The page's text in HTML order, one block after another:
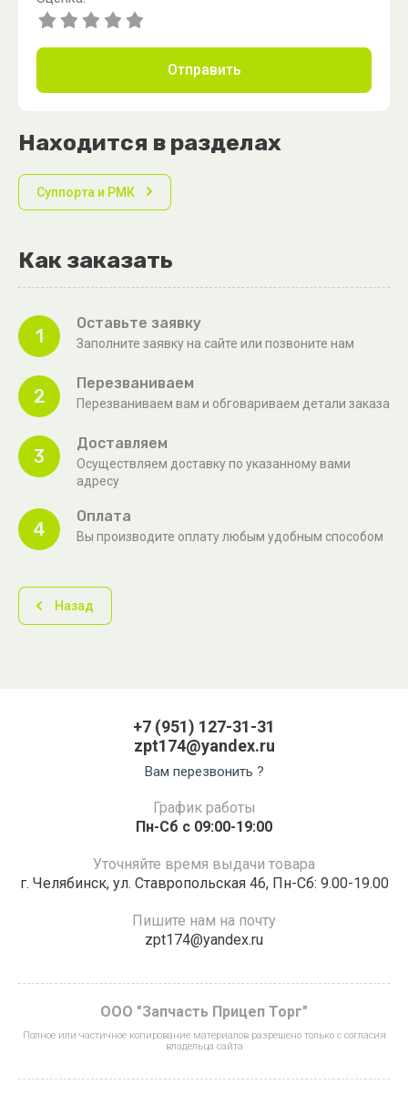
Отправить
Находится в разделах
Суппорта и РМК
Как заказать
1
Оставьте заявку
Заполните заявку на сайте или позвоните нам
2
Перезваниваем
Перезваниваем вам и обговариваем детали заказа
3
Доставляем
Осуществляем доставку по указанному вами
адресу
4
Оплата
Вы производите оплату любым удобным способом
Назад
+7 (951) 127-31-31
zpt174@yandex.ru
Вам перезвонить ?
График работы
Пн-Сб с 09:00-19:00
Уточняйте время выдачи товара
г. Челябинск, ул. Ставропольская 46, Пн-Сб: 9.00-19.00
Пишите нам на почту
zpt174@yandex.ru
ООО "Запчасть Прицеп Торг"
Полное или частичное копирование материалов разрешено только с согласия
владельца сайта